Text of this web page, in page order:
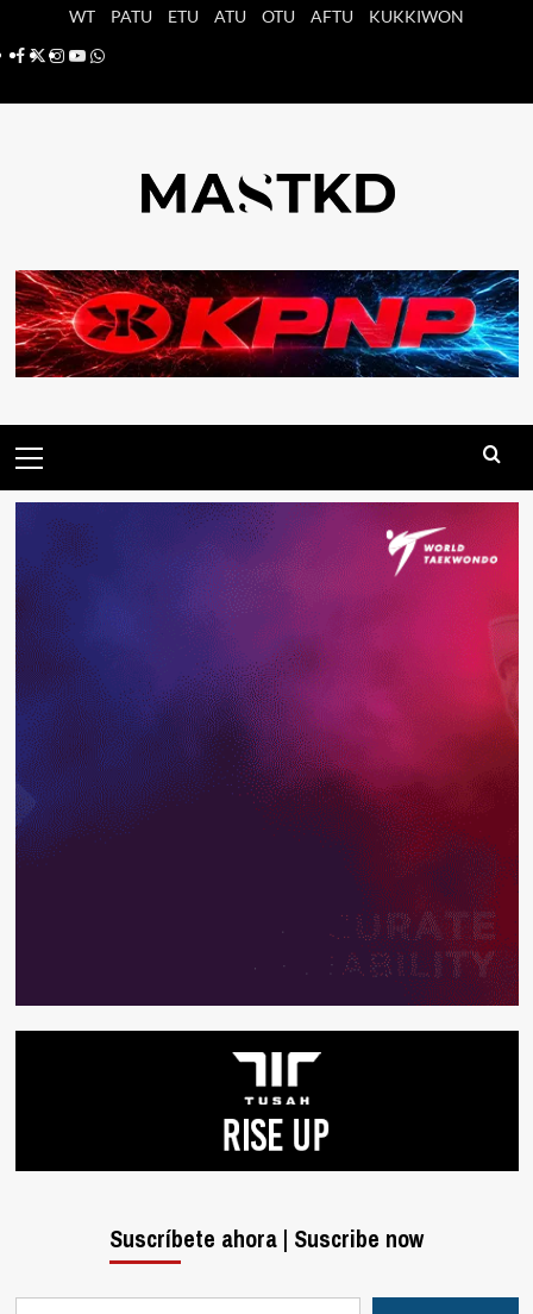
WT PATU ETU ATU OTU AFTU
KUKKIWON
Facebook
X Instagram
YouTube
Whatsapp
principal
Suscríbete ahora | Suscribe now
Escribe tu correo electrónico…